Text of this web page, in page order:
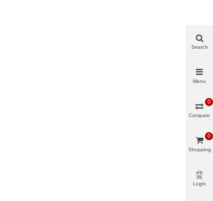
Search
Menu
Compare
0
Shopping
0
Login